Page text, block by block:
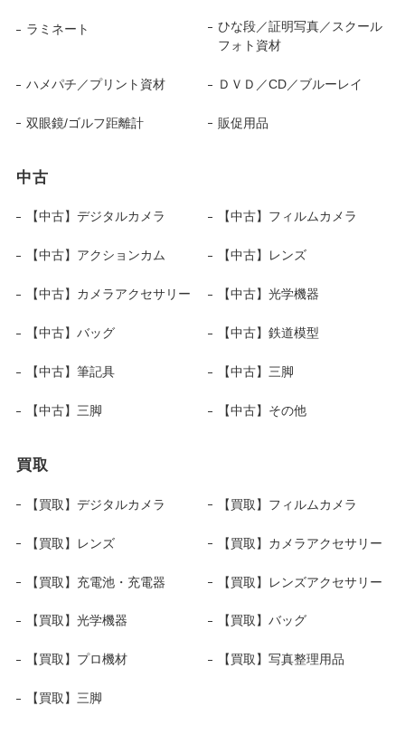
ラミネート
ひな段／証明写真／スクール
フォト資材
ハメパチ／プリント資材 ＤＶＤ／CD／ブルーレイ
双眼鏡/ゴルフ距離計 販促用品
中古
【中古】デジタルカメラ 【中古】フィルムカメラ
【中古】アクションカム 【中古】レンズ
【中古】カメラアクセサリー 【中古】光学機器
【中古】バッグ 【中古】鉄道模型
【中古】筆記具 【中古】三脚
【中古】三脚 【中古】その他
買取
【買取】デジタルカメラ 【買取】フィルムカメラ
【買取】レンズ 【買取】カメラアクセサリー
【買取】充電池・充電器 【買取】レンズアクセサリー
【買取】光学機器 【買取】バッグ
【買取】プロ機材 【買取】写真整理用品
【買取】三脚